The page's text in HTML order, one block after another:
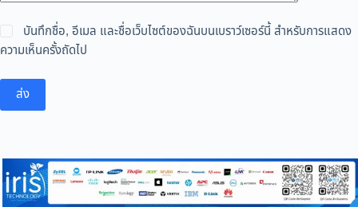
บันทึกชื่อ, อีเมล และชื่อเว็บไซต์ของฉันบนเบราว์เซอร์นี้ สำหรับการแสดง
ความเห็นครั้งถัดไป
ส่ง